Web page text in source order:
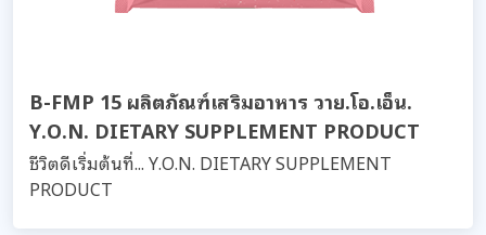
B-FMP 15 ผลิตภัณฑ์เสริมอาหาร วาย.โอ.เอ็น.
Y.O.N. DIETARY SUPPLEMENT PRODUCT
ชีวิตดีเริ่มต้นที่... Y.O.N. DIETARY SUPPLEMENT
PRODUCT